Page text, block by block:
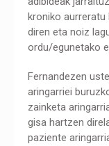
kroniko
diren eta noiz
ordu/egunetako
Fernandezen
aringarriei
zainketa
gisa hartzen
paziente